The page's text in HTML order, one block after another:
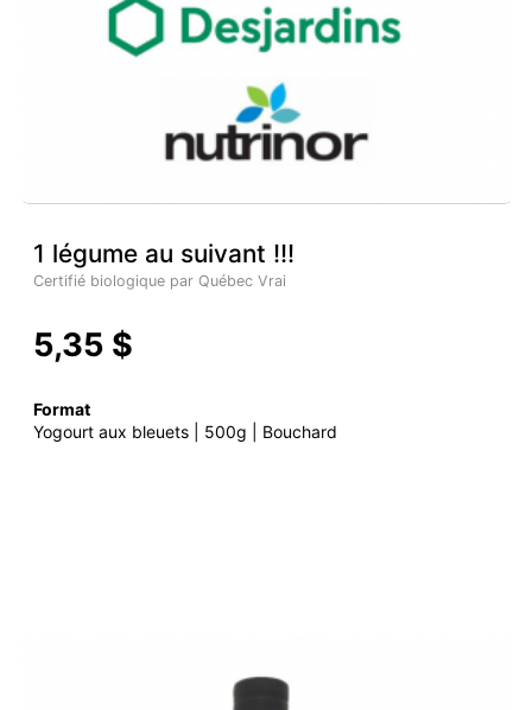
1 légume au suivant !!!
Certifié biologique par Québec Vrai
5,35 $
Format
Yogourt aux bleuets | 500g | Bouchard